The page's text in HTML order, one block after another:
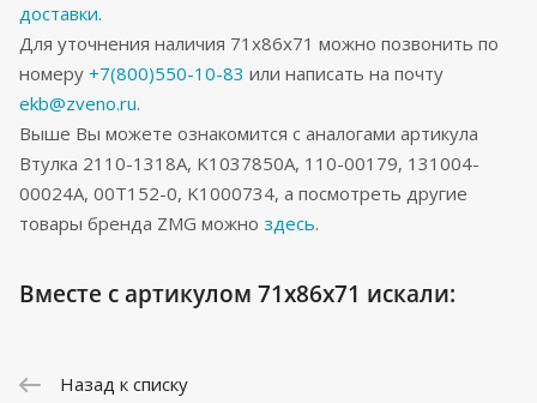
доставки.
Для уточнения наличия 71x86x71 можно позвонить по
номеру +7(800)550-10-83 или написать на почту
ekb@zveno.ru.
Выше Вы можете ознакомится с аналогами артикула
Втулка 2110-1318A, K1037850A, 110-00179, 131004-
00024A, 00T152-0, K1000734, а посмотреть другие
товары бренда ZMG можно здесь.
Вместе с артикулом 71x86x71 искали:
Назад к списку